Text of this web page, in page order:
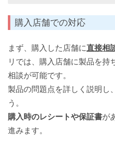
購入店舗での対応
まず、購入した店舗に直接相
リでは、購入店舗に製品を持
相談が可能です。
製品の問題点を詳しく説明し
う。
購入時のレシートや保証書が
進みます。